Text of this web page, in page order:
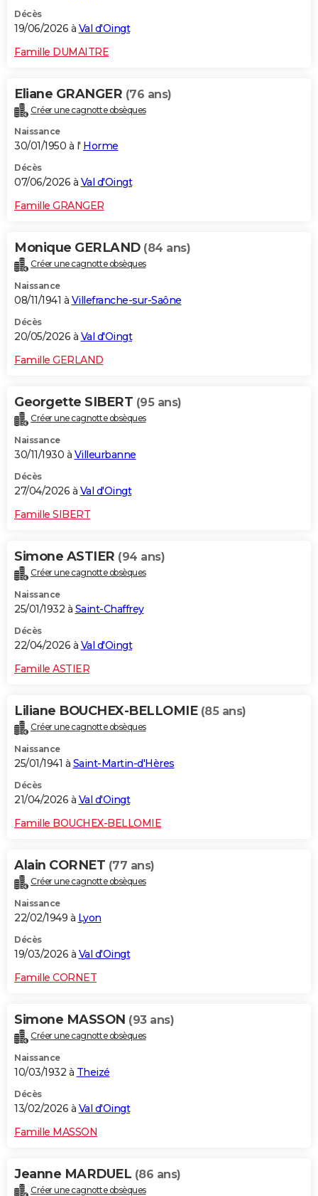
Décès
19/06/2026 à Val d'Oingt
Famille DUMAITRE
Eliane GRANGER (76 ans)
Créer une cagnotte obsèques
Naissance
30/01/1950 à l' Horme
Décès
07/06/2026 à Val d'Oingt
Famille GRANGER
Monique GERLAND (84 ans)
Créer une cagnotte obsèques
Naissance
08/11/1941 à Villefranche-sur-Saône
Décès
20/05/2026 à Val d'Oingt
Famille GERLAND
Georgette SIBERT (95 ans)
Créer une cagnotte obsèques
Naissance
30/11/1930 à Villeurbanne
Décès
27/04/2026 à Val d'Oingt
Famille SIBERT
Simone ASTIER (94 ans)
Créer une cagnotte obsèques
Naissance
25/01/1932 à Saint-Chaffrey
Décès
22/04/2026 à Val d'Oingt
Famille ASTIER
Liliane BOUCHEX-BELLOMIE (85 ans)
Créer une cagnotte obsèques
Naissance
25/01/1941 à Saint-Martin-d'Hères
Décès
21/04/2026 à Val d'Oingt
Famille BOUCHEX-BELLOMIE
Alain CORNET (77 ans)
Créer une cagnotte obsèques
Naissance
22/02/1949 à Lyon
Décès
19/03/2026 à Val d'Oingt
Famille CORNET
Simone MASSON (93 ans)
Créer une cagnotte obsèques
Naissance
10/03/1932 à Theizé
Décès
13/02/2026 à Val d'Oingt
Famille MASSON
Jeanne MARDUEL (86 ans)
Créer une cagnotte obsèques